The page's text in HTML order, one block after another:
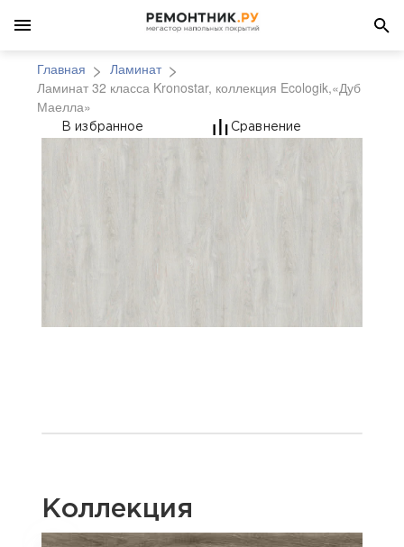
Главная
Ламинат
Ламинат 32 класса Kronostar, коллекция Ecologik,«Дуб
Маелла»
Ламинат 32 класса
В избранное Сравнение
Коллекция